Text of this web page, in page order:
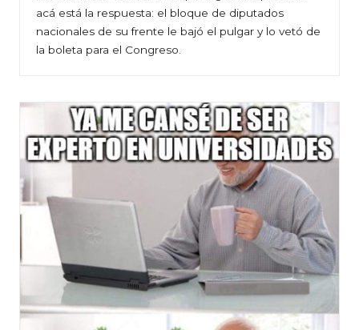
acá está la respuesta: el bloque de diputados
nacionales de su frente le bajó el pulgar y lo vetó de
la boleta para el Congreso.